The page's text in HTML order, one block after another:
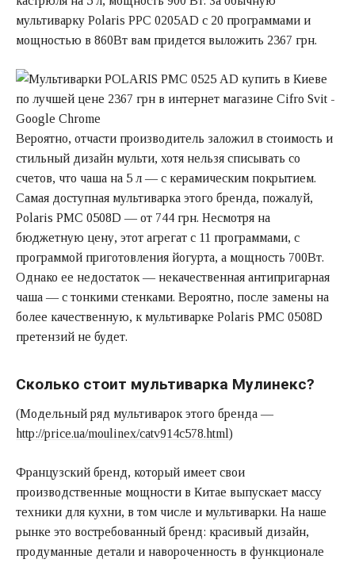
мультиварку Polaris PPC 0205AD с 20 программами и
мощностью в 860Вт вам придется выложить 2367 грн.
Вероятно, отчасти производитель заложил в стоимость и
стильный дизайн мульти, хотя нельзя списывать со
счетов, что чаша на 5 л — с керамическим покрытием.
Самая доступная мультиварка этого бренда, пожалуй,
Polaris PMC 0508D — от 744 грн. Несмотря на
бюджетную цену, этот агрегат с 11 программами, с
программой приготовления йогурта, а мощность 700Вт.
Однако ее недостаток — некачественная антипригарная
чаша — с тонкими стенками. Вероятно, после замены на
более качественную, к мультиварке Polaris PMC 0508D
претензий не будет.
Сколько стоит мультиварка Мулинекс?
(Модельный ряд мультиварок этого бренда —
http://price.ua/moulinex/catv914c578.html)
Французский бренд, который имеет свои
производственные мощности в Китае выпускает массу
техники для кухни, в том числе и мультиварки. На наше
рынке это востребованный бренд: красивый дизайн,
продуманные детали и навороченность в функционале